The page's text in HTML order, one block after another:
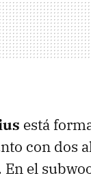
está
con dos
el